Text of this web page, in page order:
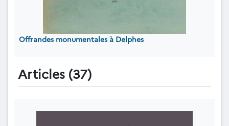
Offrandes monumentales à Delphes
Articles (37)